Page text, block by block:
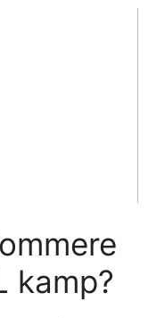
kamp?